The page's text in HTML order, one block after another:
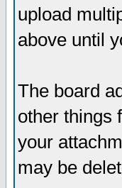
upload
above until
The board
other things
your
may be